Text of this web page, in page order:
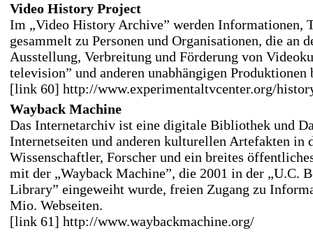
Video History Project
Im „Video History Archive” werden Informationen,
gesammelt zu Personen und Organisationen, die an
Ausstellung, Verbreitung und Förderung von
television” und anderen unabhängigen
[link 60] http://www.experimentaltvcenter.org/
Wayback Machine
Das Internetarchiv ist eine digitale Bibliothek und
Internetseiten und anderen kulturellen Artefakten in
Wissenschaftler, Forscher und ein breites
mit der „Wayback Machine”, die 2001 in der „U.C.
Library” eingeweiht wurde, freien Zugang zu
Mio. Webseiten.
[link 61] http://www.waybackmachine.org/